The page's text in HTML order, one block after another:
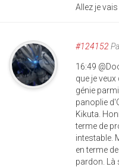
Allez je
#124152
16:49
que je
génie
panoplie
Kikuta.
terme de
intestable.
en terme
pardon. Là